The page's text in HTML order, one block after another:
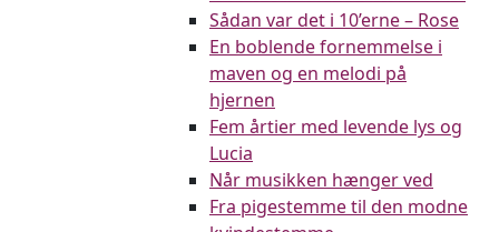
Sådan var det i 10’erne – Rose
En boblende fornemmelse i
maven og en melodi på
hjernen
Fem årtier med levende lys og
Lucia
Når musikken hænger ved
Fra pigestemme til den modne